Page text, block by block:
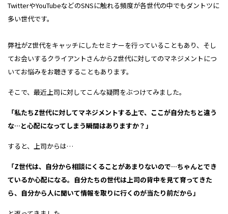
TwitterやYouTubeなどのSNSに触れる頻度が各世代の中でもダントツに
多い世代です。
弊社がZ世代をキャッチにしたセミナーを行っていることもあり、 そし
てお会いするクライアントさんからZ世代に対してのマネジメントにつ
いてお悩みをお聴きすることもあります。
そこで、最近上司に対してこんな疑問をぶつけてみました。
「私たちZ世代に対してマネジメントする上で、ここが自分たちと違う
な…と心配になってしまう瞬間はありますか？」
すると、上司からは…
「Z世代は、自分から相談にくることがあまりないので…ちゃんとでき
ているか心配になる。自分たちの世代は上司の背中を見て育ってきた
ら、自分から人に聞いて情報を取りに行くのが当たり前だから」